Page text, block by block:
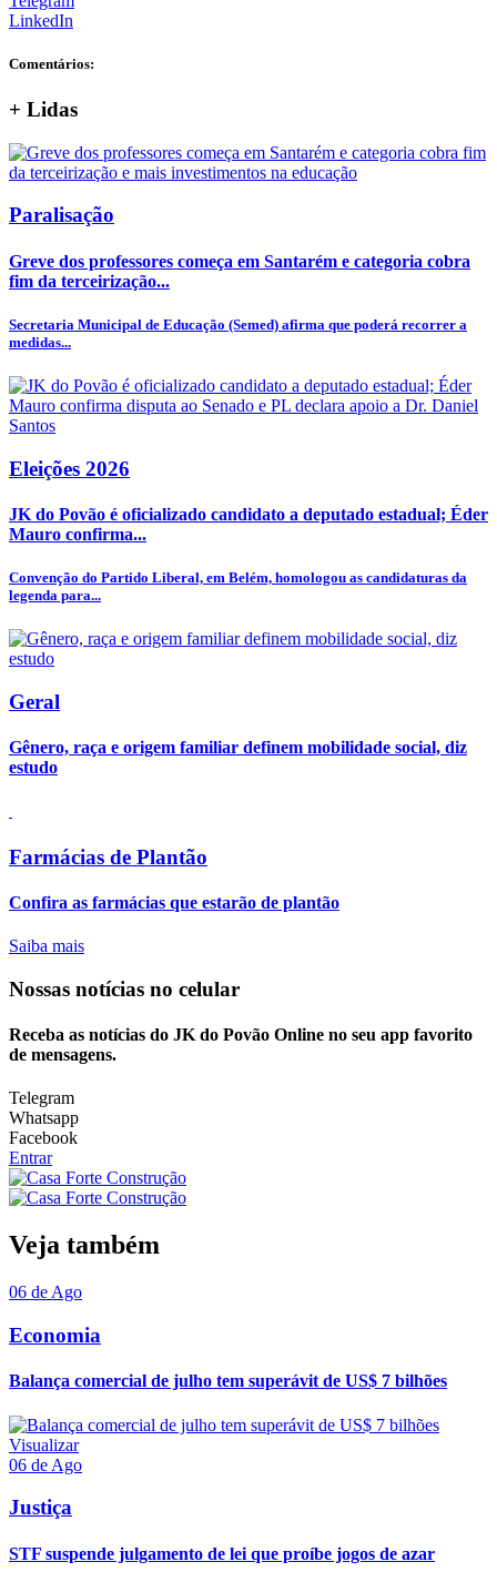
LinkedIn
Comentários:
+ Lidas
Paralisação
Greve dos professores começa em Santarém e categoria cobra
fim da terceirização...
Secretaria Municipal de Educação (Semed) afirma que poderá recorrer a
medidas...
Eleições 2026
JK do Povão é oficializado candidato a deputado estadual; Éder
Mauro confirma...
Convenção do Partido Liberal, em Belém, homologou as candidaturas da
legenda para...
Geral
Gênero, raça e origem familiar definem mobilidade social, diz
estudo
Farmácias de Plantão
Confira as farmácias que estarão de plantão
Saiba mais
Nossas notícias no celular
Receba as notícias do JK do Povão Online no seu app favorito
de mensagens.
Telegram
Whatsapp
Facebook
Entrar
Veja também
06 de Ago
Economia
Balança comercial de julho tem superávit de US$ 7 bilhões
Visualizar
06 de Ago
Justiça
STF suspende julgamento de lei que proíbe jogos de azar